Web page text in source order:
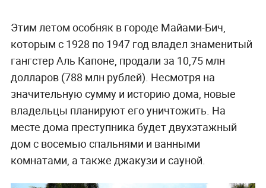
Этим летом особняк в городе Майами-Бич,
которым с 1928 по 1947 год владел знаменитый
гангстер Аль Капоне, продали за 10,75 млн
долларов (788 млн рублей). Несмотря на
значительную сумму и историю дома, новые
владельцы планируют его уничтожить. На
месте дома преступника будет двухэтажный
дом с восемью спальнями и ванными
комнатами, а также джакузи и сауной.